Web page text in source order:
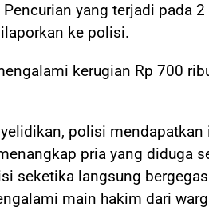
yang terjadi pada
ke polisi.
kerugian Rp 700
polisi
pria yang diduga
seketika langsung
main hakim dari